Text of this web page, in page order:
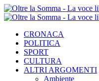
CRONACA
POLITICA
SPORT
CULTURA
ALTRI ARGOMENTI
Ambiente